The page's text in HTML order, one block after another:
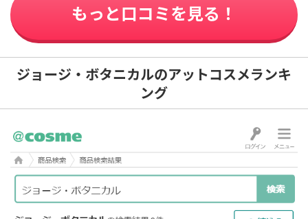
もっと口コミを見る！
ジョージ・ボタニカルのアットコスメランキ
ング